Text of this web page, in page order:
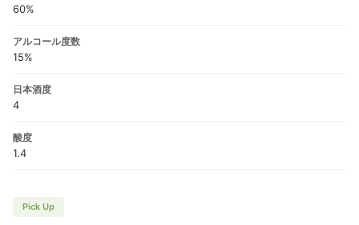
60%
アルコール度数
15%
日本酒度
4
酸度
1.4
Pick Up